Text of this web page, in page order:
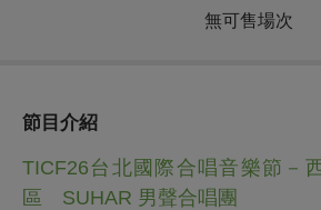
無可售場次
節目介紹
TICF26台北國際合唱音樂節－
區 SUHAR 男聲合唱團